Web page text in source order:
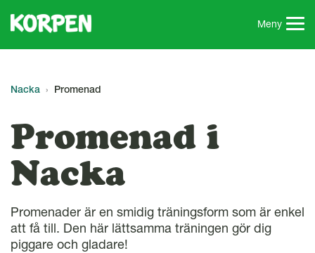
Meny
Nacka Promenad
Promenad i
Nacka
Promenader är en smidig träningsform som är enkel
att få till. Den här lättsamma träningen gör dig
piggare och gladare!